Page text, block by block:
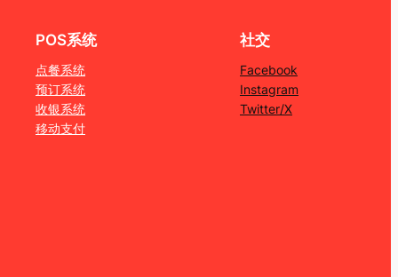
POS系统
点餐系统
预订系统
收银系统
移动支付
社交
Facebook
Instagram
Twitter/X